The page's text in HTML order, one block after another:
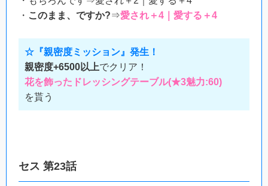
・ このまま、ですか?⇒愛され＋4｜愛する＋4
☆『親密度ミッション』発生！
親密度+6500以上でクリア！
花を飾ったドレッシングテーブル(★3魅力:60)
を貰う
セス 第23話